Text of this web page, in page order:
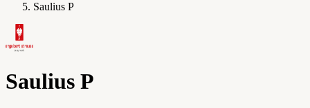
Saulius P
Saulius P